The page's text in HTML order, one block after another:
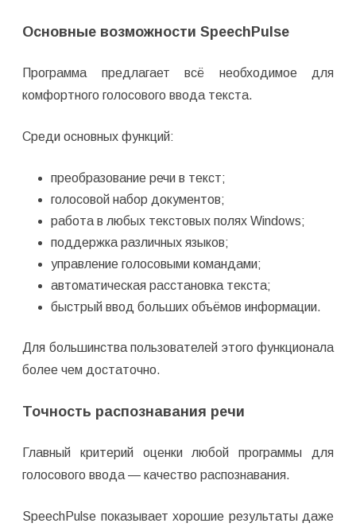
Основные возможности SpeechPulse
Программа предлагает всё необходимое для
комфортного голосового ввода текста.
Среди основных функций:
преобразование речи в текст;
голосовой набор документов;
работа в любых текстовых полях Windows;
поддержка различных языков;
управление голосовыми командами;
автоматическая расстановка текста;
быстрый ввод больших объёмов информации.
Для большинства пользователей этого функционала
более чем достаточно.
Точность распознавания речи
Главный критерий оценки любой программы для
голосового ввода — качество распознавания.
SpeechPulse показывает хорошие результаты даже